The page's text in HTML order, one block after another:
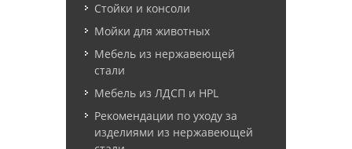
Стойки и консоли
Мойки для животных
Мебель из нержавеющей
стали
Мебель из ЛДСП и HPL
Рекомендации по уходу за
изделиями из нержавеющей